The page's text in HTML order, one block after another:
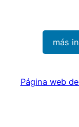
más
Página web